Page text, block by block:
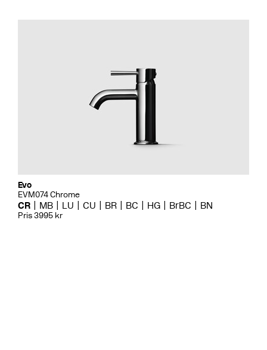
Evo
EVM074 Chrome
CR MB LU CU BR BC HG BrBC BN
Pris 3995 kr